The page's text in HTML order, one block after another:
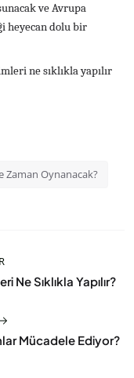
ve Avrupa
heyecan dolu bir
ne sıklıkla yapılır
Zaman Oynanacak?
Sıklıkla Yapılır?
Mücadele Ediyor?